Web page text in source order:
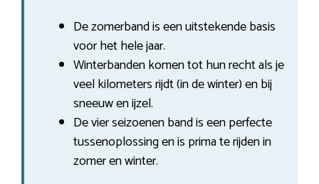
De zomerband is een uitstekende basis
voor het hele jaar.
Winterbanden komen tot hun recht als je
veel kilometers rijdt (in de winter) en bij
sneeuw en ijzel.
De vier seizoenen band is een perfecte
tussenoplossing en is prima te rijden in
zomer en winter.